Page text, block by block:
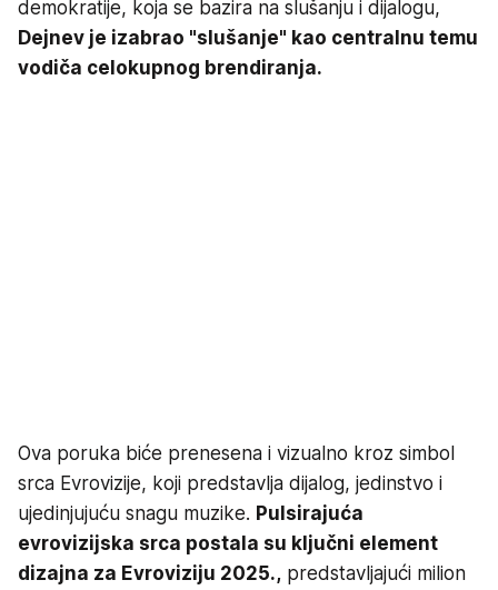
demokratije, koja se bazira na slušanju i dijalogu,
Dejnev je izabrao "slušanje" kao centralnu temu
vodiča celokupnog brendiranja.
Ova poruka biće prenesena i vizualno kroz simbol
srca Evrovizije, koji predstavlja dijalog, jedinstvo i
ujedinjujuću snagu muzike. Pulsirajuća
evrovizijska srca postala su ključni element
dizajna za Evroviziju 2025., predstavljajući milion